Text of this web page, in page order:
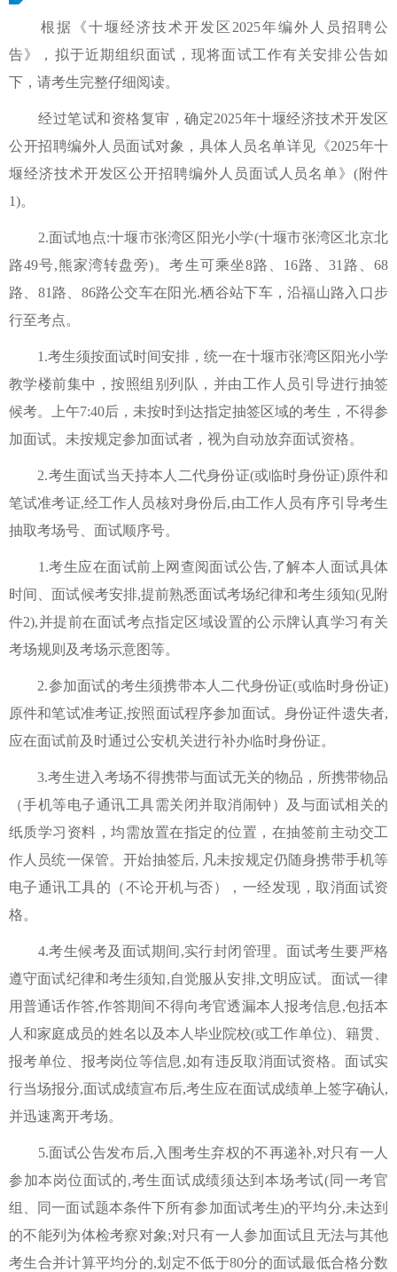
根据《十堰经济技术开发区2025年编外人员招聘公
告》，拟于近期组织面试，现将面试工作有关安排公告如
下，请考生完整仔细阅读。
经过笔试和资格复审，确定2025年十堰经济技术开发区
公开招聘编外人员面试对象，具体人员名单详见《2025年十
堰经济技术开发区公开招聘编外人员面试人员名单》(附件
1)。
2.面试地点:十堰市张湾区阳光小学(十堰市张湾区北京北
路49号,熊家湾转盘旁)。考生可乘坐8路、16路、31路、68
路、81路、86路公交车在阳光.栖谷站下车，沿福山路入口步
行至考点。
1.考生须按面试时间安排，统一在十堰市张湾区阳光小学
教学楼前集中，按照组别列队，并由工作人员引导进行抽签
候考。上午7:40后，未按时到达指定抽签区域的考生，不得参
加面试。未按规定参加面试者，视为自动放弃面试资格。
2.考生面试当天持本人二代身份证(或临时身份证)原件和
笔试准考证,经工作人员核对身份后,由工作人员有序引导考生
抽取考场号、面试顺序号。
1.考生应在面试前上网查阅面试公告,了解本人面试具体
时间、面试候考安排,提前熟悉面试考场纪律和考生须知(见附
件2),并提前在面试考点指定区域设置的公示牌认真学习有关
考场规则及考场示意图等。
2.参加面试的考生须携带本人二代身份证(或临时身份证)
原件和笔试准考证,按照面试程序参加面试。身份证件遗失者,
应在面试前及时通过公安机关进行补办临时身份证。
3.考生进入考场不得携带与面试无关的物品，所携带物品
（手机等电子通讯工具需关闭并取消闹钟）及与面试相关的
纸质学习资料，均需放置在指定的位置，在抽签前主动交工
作人员统一保管。开始抽签后, 凡未按规定仍随身携带手机等
电子通讯工具的（不论开机与否），一经发现，取消面试资
格。
4.考生候考及面试期间,实行封闭管理。面试考生要严格
遵守面试纪律和考生须知,自觉服从安排,文明应试。面试一律
用普通话作答,作答期间不得向考官透漏本人报考信息,包括本
人和家庭成员的姓名以及本人毕业院校(或工作单位)、籍贯、
报考单位、报考岗位等信息,如有违反取消面试资格。面试实
行当场报分,面试成绩宣布后,考生应在面试成绩单上签字确认,
并迅速离开考场。
5.面试公告发布后,入围考生弃权的不再递补,对只有一人
参加本岗位面试的,考生面试成绩须达到本场考试(同一考官
组、同一面试题本条件下所有参加面试考生)的平均分,未达到
的不能列为体检考察对象;对只有一人参加面试且无法与其他
考生合并计算平均分的,划定不低于80分的面试最低合格分数